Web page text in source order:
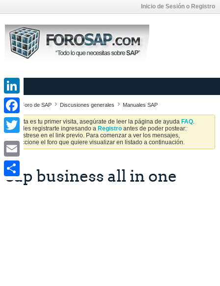
Inicio de Sesión o Registro
Foro de SAP Discusiones generales Manuales SAP
Si esta es tu primer visita, asegúrate de leer la página de ayuda FAQ.
Puedes registrarte ingresando a Registro antes de poder postear:
Regístrese en el link previo. Para comenzar a ver los mensajes,
seleccione el foro que quiere visualizar en listado a continuación.
Sap business all in one
LinkedIn
Facebook
Twitter
Email